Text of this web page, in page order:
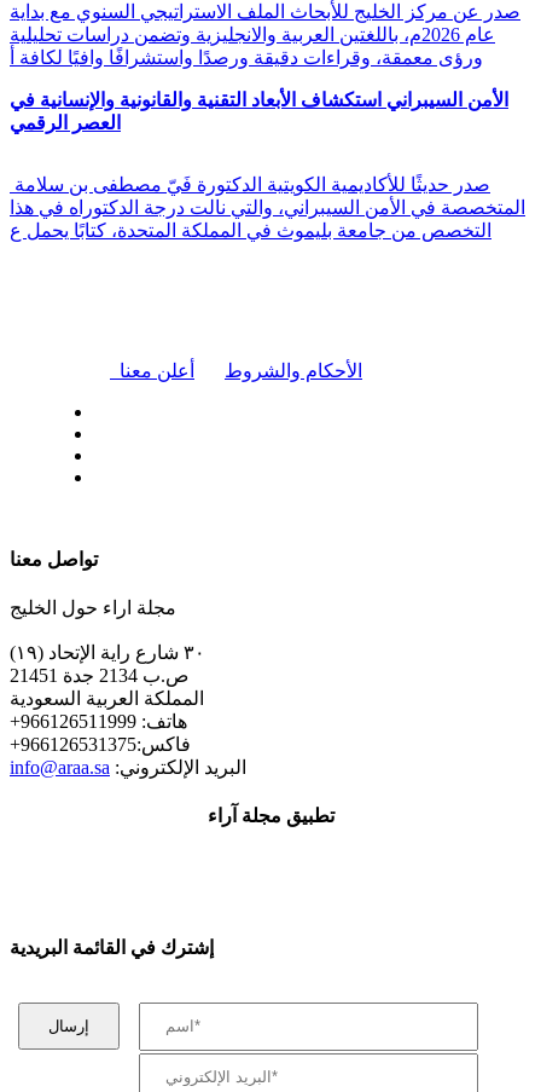
صدر عن مركز الخليج للأبحاث الملف الاستراتيجي السنوي مع بداية
عام 2026م، باللغتين العربية والانجليزية وتضمن دراسات تحليلية
ورؤى معمقة، وقراءات دقيقة ورصدًا واستشرافًا وافيًا لكافة أ
الأمن السيبراني استكشاف الأبعاد التقنية والقانونية والإنسانية في
العصر الرقمي
المتخصصة في الأمن السيبراني، والتي نالت درجة الدكتوراه في هذا
التخصص من جامعة بليموث في المملكة المتحدة، كتابًا يحمل ع
أعلن معنا الأحكام والشروط
تواصل معنا
مجلة اراء حول الخليج
٣٠ شارع راية الإتحاد (١٩)
ص.ب 2134 جدة 21451
المملكة العربية السعودية
+هاتف: 966126511999
+فاكس:966126531375
info@araa.sa :البريد الإلكتروني
تطبيق مجلة آراء
إشترك في القائمة البريدية